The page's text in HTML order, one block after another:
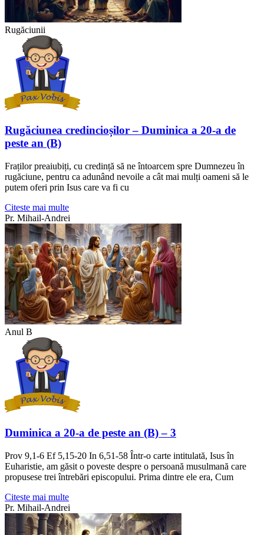
Rugăciunii
Rugăciunea credincioșilor – Duminica a 20-a de
peste an (B)
Fraților preaiubiți, cu credință să ne întoarcem spre Dumnezeu în
rugăciune, pentru ca adunând nevoile a cât mai mulți oameni să le
putem oferi prin Isus care va fi cu
Citeste mai multe
Pr. Mihail-Andrei
Anul B
Duminica a 20-a de peste an (B) – 3
Prov 9,1-6 Ef 5,15-20 In 6,51-58 Într-o carte intitulată, Isus în
Euharistie, am găsit o poveste despre o persoană musulmană care
propusese trei întrebări episcopului. Prima dintre ele era, Cum
Citeste mai multe
Pr. Mihail-Andrei